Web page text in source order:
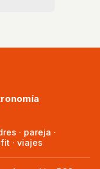
· pareja ·
fit · viajes